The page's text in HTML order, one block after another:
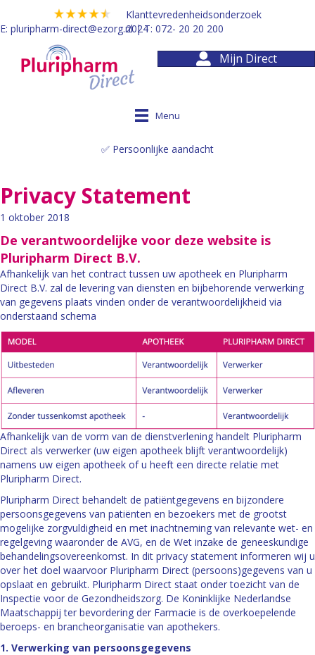
Klanttevredenheidsonderzoek
2024
E: pluripharm-direct@ezorg.nl| T: 072- 20 20 200
Mijn Direct
Menu
✅ Persoonlijke aandacht
Privacy Statement
1 oktober 2018
De verantwoordelijke voor deze website is
Pluripharm Direct B.V.
Afhankelijk van het contract tussen uw apotheek en Pluripharm
Direct B.V. zal de levering van diensten en bijbehorende verwerking
van gegevens plaats vinden onder de verantwoordelijkheid via
onderstaand schema
Afhankelijk van de vorm van de dienstverlening handelt Pluripharm
Direct als verwerker (uw eigen apotheek blijft verantwoordelijk)
namens uw eigen apotheek of u heeft een directe relatie met
Pluripharm Direct.
Pluripharm Direct behandelt de patiëntgegevens en bijzondere
persoonsgegevens van patiënten en bezoekers met de grootst
mogelijke zorgvuldigheid en met inachtneming van relevante wet- en
regelgeving waaronder de AVG, en de Wet inzake de geneeskundige
behandelingsovereenkomst. In dit privacy statement informeren wij u
over het doel waarvoor Pluripharm Direct (persoons)gegevens van u
opslaat en gebruikt. Pluripharm Direct staat onder toezicht van de
Inspectie voor de Gezondheidszorg. De Koninklijke Nederlandse
Maatschappij ter bevordering der Farmacie is de overkoepelende
beroeps- en brancheorganisatie van apothekers.
1. Verwerking van persoonsgegevens